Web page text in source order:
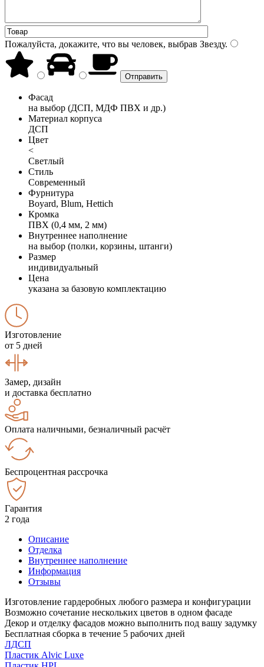
Пожалуйста, докажите, что вы человек, выбрав Звезду.
Фасад
на выбор (ДСП, МДФ ПВХ и др.)
Материал корпуса
ДСП
Цвет
<
Светлый
Стиль
Современный
Фурнитура
Boyard, Blum, Hettich
Кромка
ПВХ (0,4 мм, 2 мм)
Внутреннее наполнение
на выбор (полки, корзины, штанги)
Размер
индивидуальный
Цена
указана за базовую комплектацию
Изготовление
от 5 дней
Замер, дизайн
и доставка бесплатно
Оплата наличными, безналичный расчёт
Беспроцентная рассрочка
Гарантия
2 года
Описание
Отделка
Внутреннее наполнение
Информация
Отзывы
Изготовление гардеробных любого размера и конфигурации
Возможно сочетание нескольких цветов в одном фасаде
Декор и отделку фасадов можно выполнить под вашу задумку
Бесплатная сборка в течение 5 рабочих дней
ЛДСП
Пластик Alvic Luxe